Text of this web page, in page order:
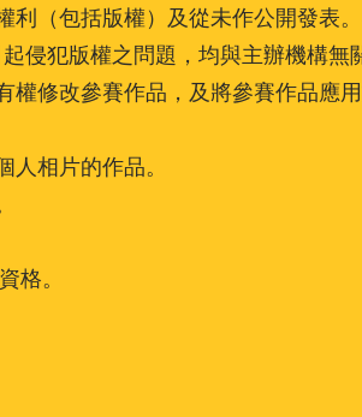
利（包括版權）及從未作公開發表
侵犯版權之問題，均與主辦機構無
修改參賽作品，及將參賽作品應
相片的作品。
格。